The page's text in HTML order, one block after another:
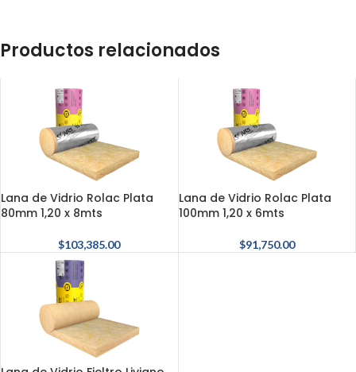
Productos relacionados
Lana de Vidrio Rolac Plata
80mm 1,20 x 8mts
$103,385.00
Lana de Vidrio Rolac Plata
100mm 1,20 x 6mts
$91,750.00